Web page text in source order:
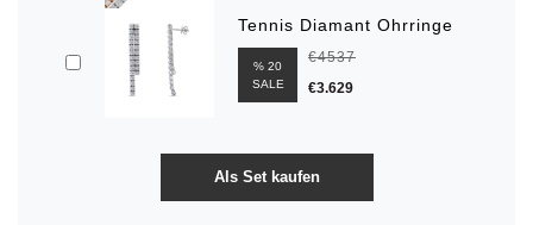
Tennis Diamant Ohrringe
% 20
SALE
€4537
€3.629